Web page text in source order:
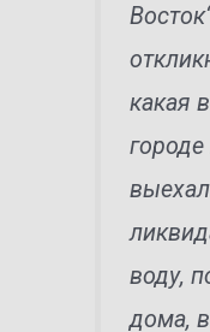
какая
воду,
дома,